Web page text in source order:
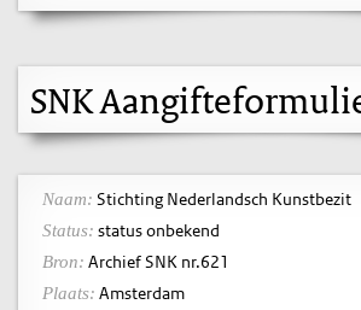
SNK
Naam: Stichting Nederlandsch Kunstbezit
Status: status onbekend
Bron: Archief SNK nr.621
Plaats: Amsterdam